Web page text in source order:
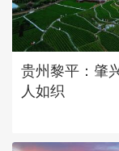
豚”影响 连
烧云
贵州黎平：肇
人如织